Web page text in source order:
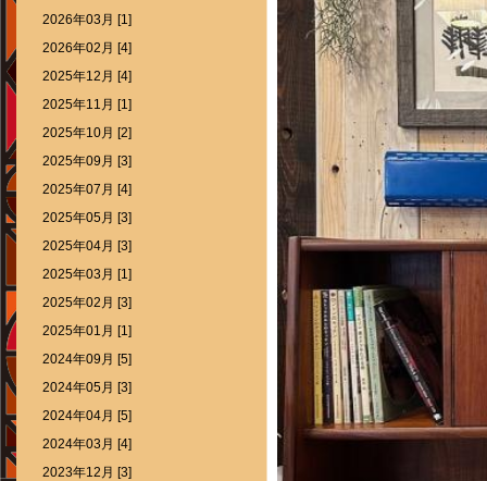
2026年03月 [1]
2026年02月 [4]
2025年12月 [4]
2025年11月 [1]
2025年10月 [2]
2025年09月 [3]
2025年07月 [4]
2025年05月 [3]
2025年04月 [3]
2025年03月 [1]
2025年02月 [3]
2025年01月 [1]
2024年09月 [5]
2024年05月 [3]
2024年04月 [5]
2024年03月 [4]
2023年12月 [3]